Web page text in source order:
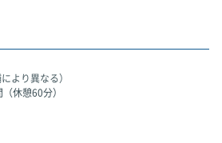
より異なる）
休憩60分）